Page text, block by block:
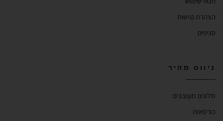
הצהרת נגישות
סניפים
ניווט מהיר
סלונים מעוצבים
כורסאות